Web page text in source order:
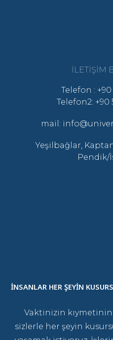
İLETIŞIM
Telefon : +90
Telefon2: +90
mail:
Yeşilbağlar,
Pendik/
İNSANLAR HER ŞEYİN
Vaktinizin
sizlerle her şeyin